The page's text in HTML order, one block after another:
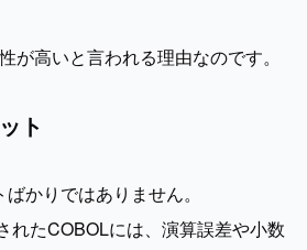
が高いと言われる理由なのです。
ト
かりではありません。
れたCOBOLには、演算誤差や小数